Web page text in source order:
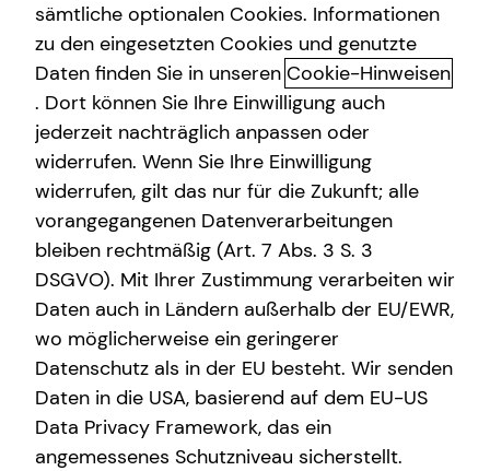
Geschäftszeiten
Montag
Dienstag 10:00 - 20:00 Uhr
Mittwoch 10:00 - 20:00 Uhr
Donnerstag 10:00 - 20:00 Uhr
Freitag 10:00 - 20:00 Uhr
Samstag 11:00 - 14:00 Uhr
sämtliche optionalen Cookies. Informationen
zu den eingesetzten Cookies und genutzte
Daten finden Sie in unseren Cookie-Hinweisen
. Dort können Sie Ihre Einwilligung auch
jederzeit nachträglich anpassen oder
widerrufen. Wenn Sie Ihre Einwilligung
widerrufen, gilt das nur für die Zukunft; alle
vorangegangenen Datenverarbeitungen
bleiben rechtmäßig (Art. 7 Abs. 3 S. 3
DSGVO). Mit Ihrer Zustimmung verarbeiten wir
Daten auch in Ländern außerhalb der EU/EWR,
wo möglicherweise ein geringerer
Datenschutz als in der EU besteht. Wir senden
Daten in die USA, basierend auf dem EU-US
Data Privacy Framework, das ein
angemessenes Schutzniveau sicherstellt.